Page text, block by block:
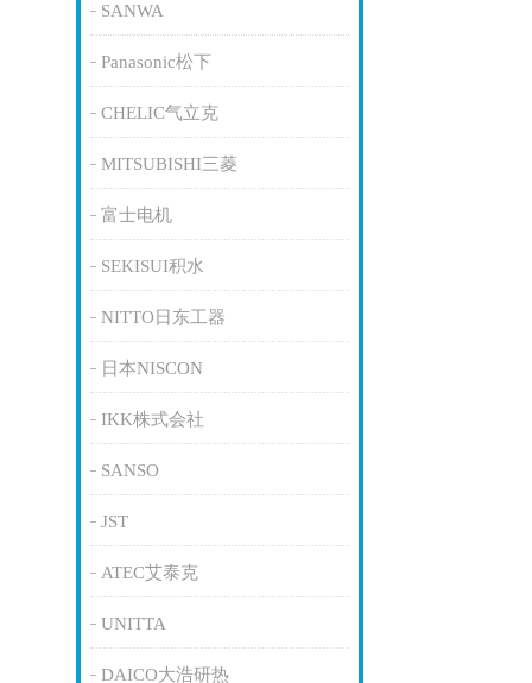
SANWA
Panasonic松下
CHELIC气立克
MITSUBISHI三菱
富士电机
SEKISUI积水
NITTO日东工器
日本NISCON
IKK株式会社
SANSO
JST
ATEC艾泰克
UNITTA
DAICO大浩研热